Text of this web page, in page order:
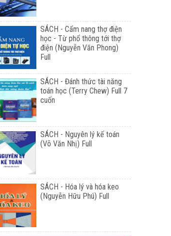
SÁCH - Cẩm nang thợ điện
học - Từ phổ thông tới thợ
điện (Nguyễn Văn Phong)
Full
SÁCH - Đánh thức tài năng
toán học (Terry Chew) Full 7
cuốn
SÁCH - Nguyên lý kế toán
(Võ Văn Nhị) Full
SÁCH - Hóa lý và hóa keo
(Nguyễn Hữu Phú) Full